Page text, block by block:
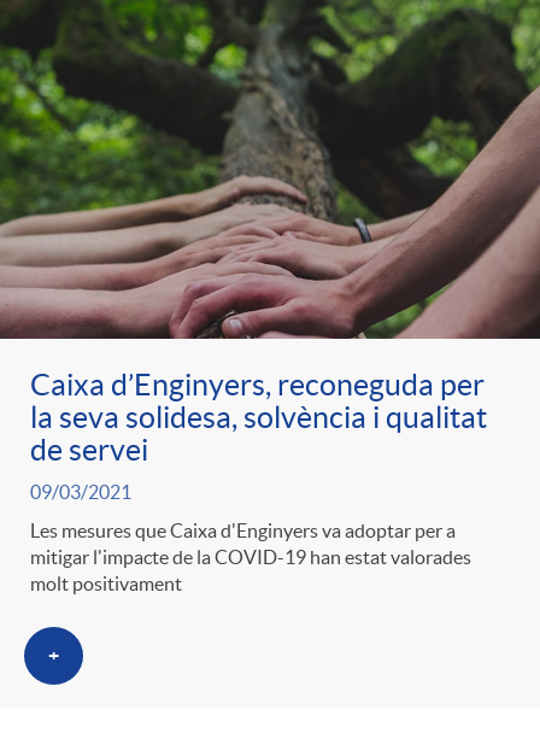
Caixa d’Enginyers, reconeguda per
la seva solidesa, solvència i qualitat
de servei
09/03/2021
Les mesures que Caixa d'Enginyers va adoptar per a
mitigar l'impacte de la COVID-19 han estat valorades
molt positivament
+